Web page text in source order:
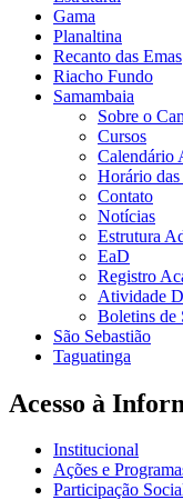
Gama
Planaltina
Recanto das Emas
Riacho Fundo
Samambaia
Sobre o
Cursos
Calendário
Horário
Contato
Notícias
Estrutura
EaD
Registro
Atividade
Boletins de
São Sebastião
Taguatinga
Acesso à
Institucional
Ações e
Participação